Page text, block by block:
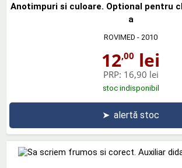
Anotimpuri si culoare. Optional pentru
a
ROVIMED - 2010
12,00 lei
PRP: 16,90 lei
stoc indisponibil
➤ alertă stoc